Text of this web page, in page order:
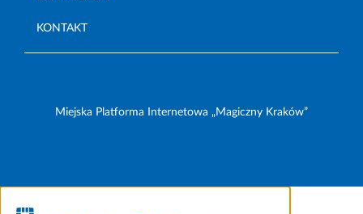
KONTAKT
Miejska Platforma Internetowa „Magiczny Kraków”